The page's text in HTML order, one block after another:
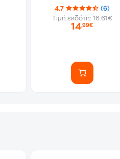
4.7
(6)
Τιμή εκδότη: 16.61€
14,99€